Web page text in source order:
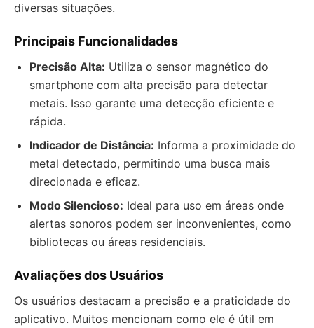
diversas situações.
Principais Funcionalidades
Precisão Alta: Utiliza o sensor magnético do
smartphone com alta precisão para detectar
metais. Isso garante uma detecção eficiente e
rápida.
Indicador de Distância: Informa a proximidade do
metal detectado, permitindo uma busca mais
direcionada e eficaz.
Modo Silencioso: Ideal para uso em áreas onde
alertas sonoros podem ser inconvenientes, como
bibliotecas ou áreas residenciais.
Avaliações dos Usuários
Os usuários destacam a precisão e a praticidade do
aplicativo. Muitos mencionam como ele é útil em